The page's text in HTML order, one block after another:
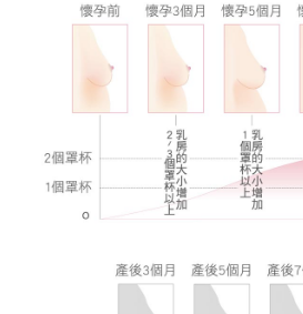
每筆NT$80，滿NT$1,000(含以上)免運費
每筆NT$220
每筆NT$80，滿NT$1,000(含以上)免運費